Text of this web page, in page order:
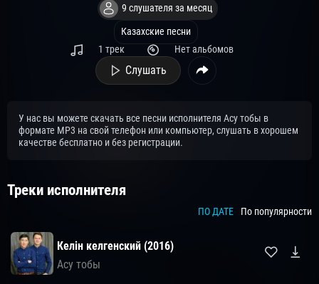
9 слушателя за месяц
Казахские песни
1 трек
Нет альбомов
Слушать
У нас вы можете скачать все песни исполнителя Асу тобы в
формате MP3 на свой телефон или компьютер, слушать в хорошем
качестве бесплатно и без регистрации.
Треки исполнителя
ПО ДАТЕ По популярности
Келін келгенский (2016)
Асу тобы